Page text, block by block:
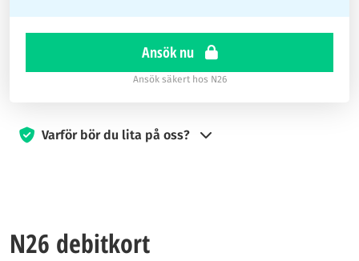
Ansök nu
Ansök säkert hos N26
Varför bör du lita på oss?
smartaste besluten.
N26 debitkort